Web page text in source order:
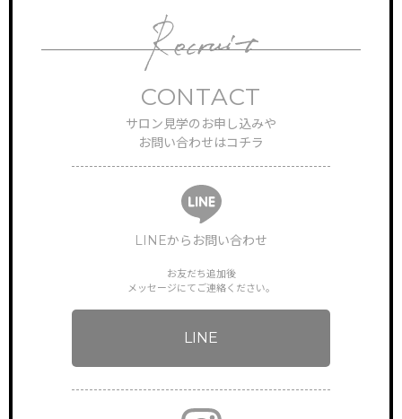
CONTACT
サロン見学のお申し込みや
お問い合わせはコチラ
LINEからお問い合わせ
お友だち追加後
メッセージにてご連絡ください。
LINE